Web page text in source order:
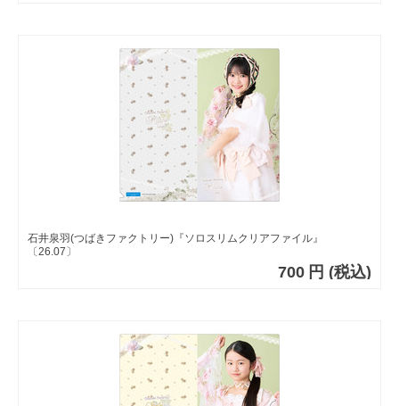
石井泉羽(つばきファクトリー)『ソロスリムクリアファイル』
〔26.07〕
700 円 (税込)